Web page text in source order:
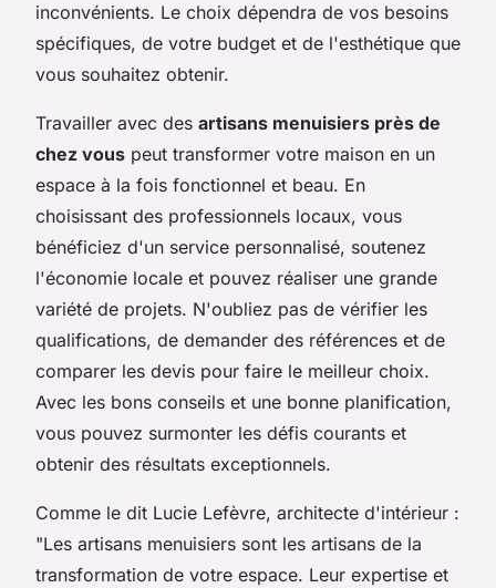
inconvénients. Le choix dépendra de vos besoins
spécifiques, de votre budget et de l'esthétique que
vous souhaitez obtenir.
Travailler avec des artisans menuisiers près de
chez vous peut transformer votre maison en un
espace à la fois fonctionnel et beau. En
choisissant des professionnels locaux, vous
bénéficiez d'un service personnalisé, soutenez
l'économie locale et pouvez réaliser une grande
variété de projets. N'oubliez pas de vérifier les
qualifications, de demander des références et de
comparer les devis pour faire le meilleur choix.
Avec les bons conseils et une bonne planification,
vous pouvez surmonter les défis courants et
obtenir des résultats exceptionnels.
Comme le dit Lucie Lefèvre, architecte d'intérieur :
"Les artisans menuisiers sont les artisans de la
transformation de votre espace. Leur expertise et